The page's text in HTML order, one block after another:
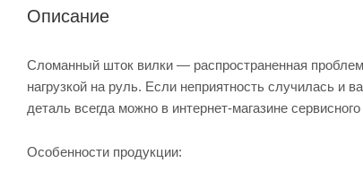
Описание
Сломанный шток вилки — распространенная
нагрузкой на руль. Если неприятность случилась и
деталь всегда можно в интернет-магазине
Особенности продукции: